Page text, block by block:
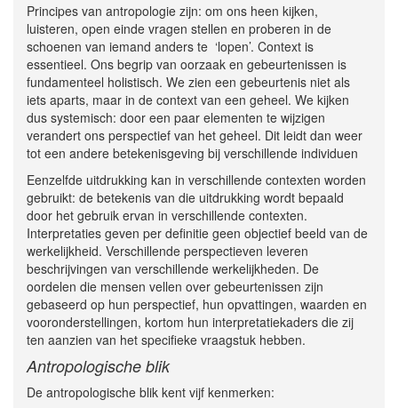
Principes van antropologie zijn: om ons heen kijken,
luisteren, open einde vragen stellen en proberen in de
schoenen van iemand anders te ‘lopen’. Context is
essentieel. Ons begrip van oorzaak en gebeurtenissen is
fundamenteel holistisch. We zien een gebeurtenis niet als
iets aparts, maar in de context van een geheel. We kijken
dus systemisch: door een paar elementen te wijzigen
verandert ons perspectief van het geheel. Dit leidt dan weer
tot een andere betekenisgeving bij verschillende individuen
Eenzelfde uitdrukking kan in verschillende contexten worden
gebruikt: de betekenis van die uitdrukking wordt bepaald
door het gebruik ervan in verschillende contexten.
Interpretaties geven per definitie geen objectief beeld van de
werkelijkheid. Verschillende perspectieven leveren
beschrijvingen van verschillende werkelijkheden. De
oordelen die mensen vellen over gebeurtenissen zijn
gebaseerd op hun perspectief, hun opvattingen, waarden en
vooronderstellingen, kortom hun interpretatiekaders die zij
ten aanzien van het specifieke vraagstuk hebben.
Antropologische blik
De antropologische blik kent vijf kenmerken: